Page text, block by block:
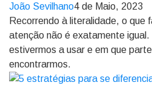
João Sevilhano4 de Maio, 2023
Recorrendo à literalidade, o que
atenção não é exatamente
estivermos a usar e em que
encontrarmos.